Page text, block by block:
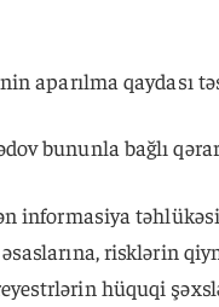
aparılma qaydası
bununla bağlı
informasiya
risklərin
hüquqi